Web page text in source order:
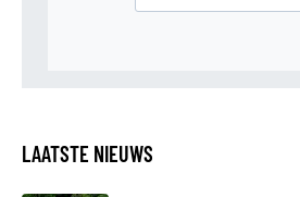
LAATSTE NIEUWS